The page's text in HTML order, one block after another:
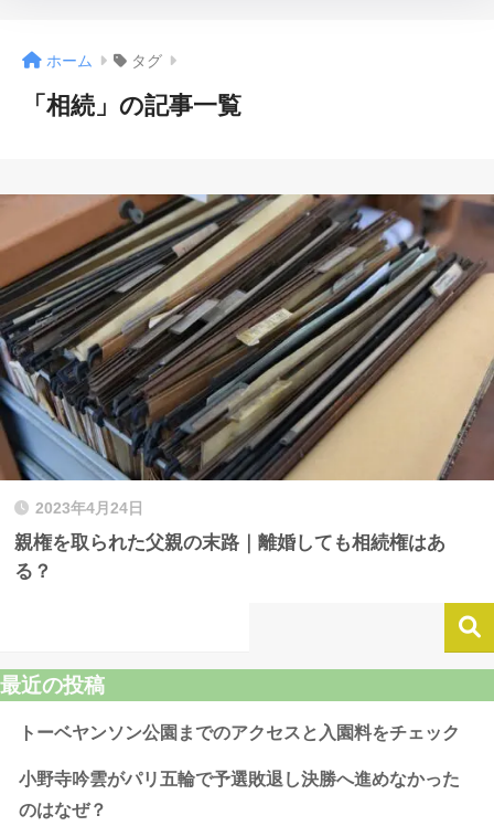
ホーム タグ
「相続」の記事一覧
2023年4月24日
親権を取られた父親の末路｜離婚しても相続権はあ
る？
最近の投稿
トーベヤンソン公園までのアクセスと入園料をチェック
小野寺吟雲がパリ五輪で予選敗退し決勝へ進めなかった
のはなぜ？